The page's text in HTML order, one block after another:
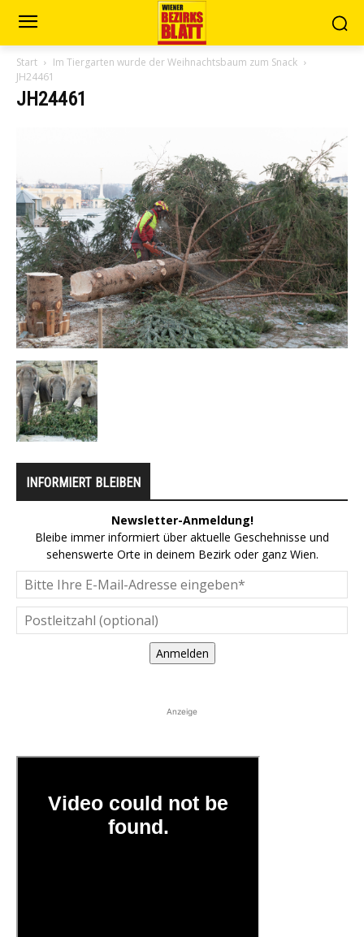
Start
Im Tiergarten wurde der Weihnachtsbaum zum Snack
JH24461
JH24461
INFORMIERT BLEIBEN
Newsletter-Anmeldung!
Bleibe immer informiert über aktuelle Geschehnisse und
sehenswerte Orte in deinem Bezirk oder ganz Wien.
Anmelden
Anzeige